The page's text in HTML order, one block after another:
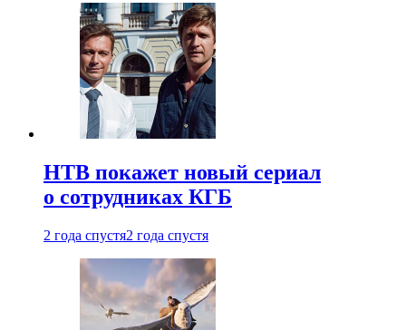
НТВ покажет новый сериал
о сотрудниках КГБ
2 года спустя2 года спустя